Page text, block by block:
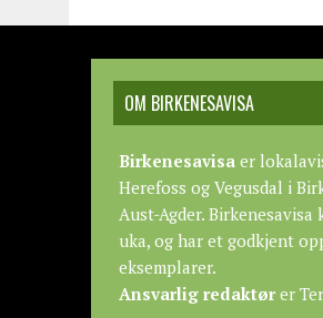
OM BIRKENESAVISA
Birkenesavisa er
Herefoss og Vegusdal i
Aust-Agder. Birkenesavisa
uka, og har et godkjent
eksemplarer.
Ansvarlig redaktører